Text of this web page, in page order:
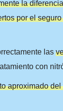
la
por el
las
con
aproximado del